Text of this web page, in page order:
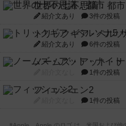
世界の七不思議：都市
紹介文あり 3件の投稿
トリックギア - ペル
紹介文あり 6件の投稿
ノームズ・アット・ナ
1件の投稿
フィッシェン2
1件の投稿